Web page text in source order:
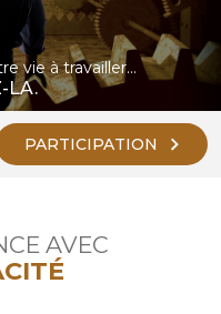
vie à travailler…
LA.
PARTICIPATION
AVEC